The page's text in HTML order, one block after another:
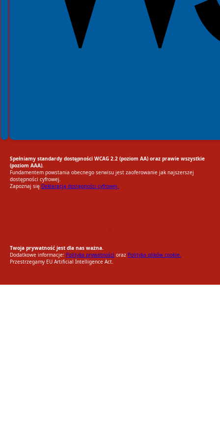
Spełniamy standardy dostępności WCAG 2.2 (poziom AA) oraz prawie wszystkie
(poziom AAA).
Fundamentem powstania obecnego serwisu jest zaoferowanie jak najszerszej
dostępności cyfrowej.
Zapoznaj się Deklaracją dostępności cyfrowej.
Twoja prywatność jest dla nas ważna.
Dodatkowe informacje: Polityka prywatności oraz Polityka plików cookie.
Przestrzegamy EU Artificial Intelligence Act.